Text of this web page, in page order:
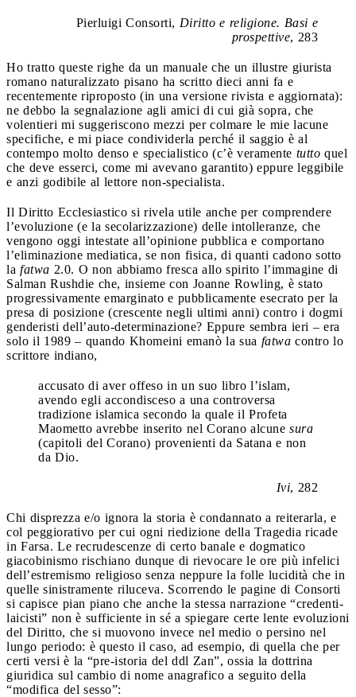
Pierluigi Consorti, Diritto e religione. Basi e
prospettive, 283
Ho tratto queste righe da un manuale che un illustre giurista
romano naturalizzato pisano ha scritto dieci anni fa e
recentemente riproposto (in una versione rivista e aggiornata):
ne debbo la segnalazione agli amici di cui già sopra, che
volentieri mi suggeriscono mezzi per colmare le mie lacune
specifiche, e mi piace condividerla perché il saggio è al
contempo molto denso e specialistico (c’è veramente tutto quel
che deve esserci, come mi avevano garantito) eppure leggibile
e anzi godibile al lettore non-specialista.
Il Diritto Ecclesiastico si rivela utile anche per comprendere
l’evoluzione (e la secolarizzazione) delle intolleranze, che
vengono oggi intestate all’opinione pubblica e comportano
l’eliminazione mediatica, se non fisica, di quanti cadono sotto
la fatwa 2.0. O non abbiamo fresca allo spirito l’immagine di
Salman Rushdie che, insieme con Joanne Rowling, è stato
progressivamente emarginato e pubblicamente esecrato per la
presa di posizione (crescente negli ultimi anni) contro i dogmi
genderisti dell’auto-determinazione? Eppure sembra ieri – era
solo il 1989 – quando Khomeini emanò la sua fatwa contro lo
scrittore indiano,
accusato di aver offeso in un suo libro l’islam,
avendo egli accondisceso a una controversa
tradizione islamica secondo la quale il Profeta
Maometto avrebbe inserito nel Corano alcune sura
(capitoli del Corano) provenienti da Satana e non
da Dio.
Ivi, 282
Chi disprezza e/o ignora la storia è condannato a reiterarla, e
col peggiorativo per cui ogni riedizione della Tragedia ricade
in Farsa. Le recrudescenze di certo banale e dogmatico
giacobinismo rischiano dunque di rievocare le ore più infelici
dell’estremismo religioso senza neppure la folle lucidità che in
quelle sinistramente riluceva. Scorrendo le pagine di Consorti
si capisce pian piano che anche la stessa narrazione “credenti-
laicisti” non è sufficiente in sé a spiegare certe lente evoluzioni
del Diritto, che si muovono invece nel medio o persino nel
lungo periodo: è questo il caso, ad esempio, di quella che per
certi versi è la “pre-istoria del ddl Zan”, ossia la dottrina
giuridica sul cambio di nome anagrafico a seguito della
“modifica del sesso”: